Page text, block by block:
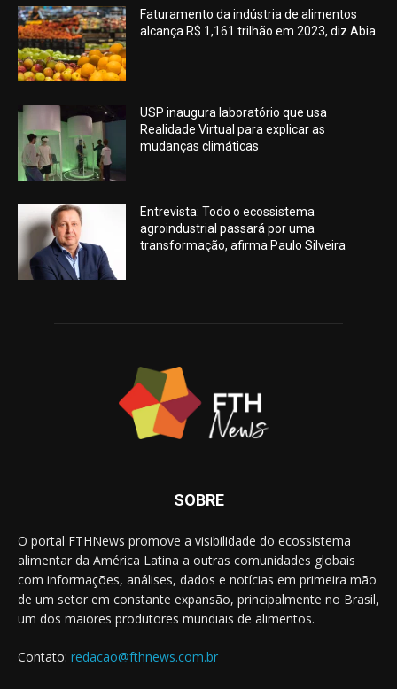
Faturamento da indústria de alimentos
alcança R$ 1,161 trilhão em 2023, diz Abia
USP inaugura laboratório que usa
Realidade Virtual para explicar as
mudanças climáticas
Entrevista: Todo o ecossistema
agroindustrial passará por uma
transformação, afirma Paulo Silveira
SOBRE
O portal FTHNews promove a visibilidade do ecossistema
alimentar da América Latina a outras comunidades globais
com informações, análises, dados e notícias em primeira mão
de um setor em constante expansão, principalmente no Brasil,
um dos maiores produtores mundiais de alimentos.
Contato: redacao@fthnews.com.br